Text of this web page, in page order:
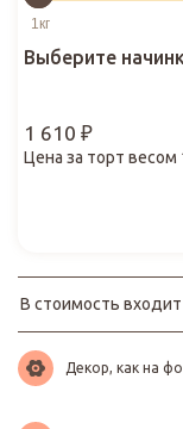
Выберите
1 610 ₽
Цена за торт весом
В стоимость входит
Декор, как на